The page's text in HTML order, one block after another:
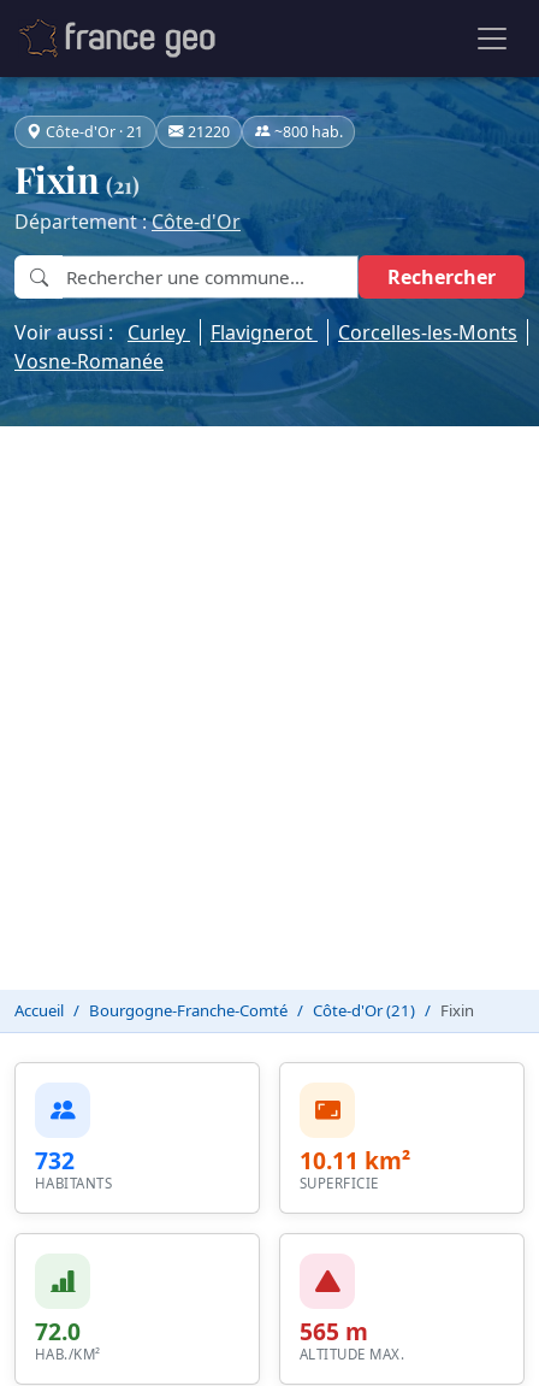
Côte-d'Or · 21 21220 ~800 hab.
Fixin(21)
Département :Côte-d'Or
Rechercher
Voir aussi : Curley Flavignerot
Corcelles-les-Monts
Vosne-Romanée
Accueil Bourgogne-Franche-Comté Côte-d'Or (21) Fixin
732
HABITANTS
10.11 km²
SUPERFICIE
72.0
HAB./KM²
565 m
ALTITUDE MAX.